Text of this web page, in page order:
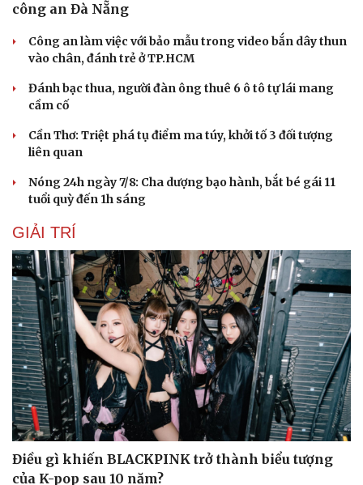
công an Đà Nẵng
Công an làm việc với bảo mẫu trong video bắn dây thun
vào chân, đánh trẻ ở TP.HCM
Đánh bạc thua, người đàn ông thuê 6 ô tô tự lái mang
cầm cố
Cần Thơ: Triệt phá tụ điểm ma túy, khởi tố 3 đối tượng
liên quan
Nóng 24h ngày 7/8: Cha dượng bạo hành, bắt bé gái 11
tuổi quỳ đến 1h sáng
GIẢI TRÍ
Điều gì khiến BLACKPINK trở thành biểu tượng
của K-pop sau 10 năm?